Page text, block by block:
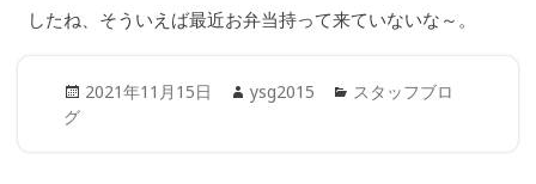
したね、そういえば最近お弁当持って来ていないな～。
Posted
2021年11月15日 Author
ysg2015 Categories
スタッフブロ
グ